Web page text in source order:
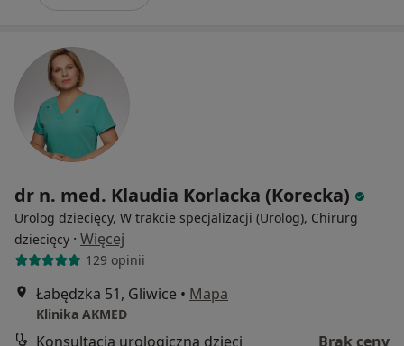
dr n. med. Klaudia Korlacka (Korecka)
Urolog dziecięcy, W trakcie specjalizacji (Urolog), Chirurg
dziecięcy · Więcej
129 opinii
Łabędzka 51, Gliwice • Mapa
Klinika AKMED
Konsultacja urologiczna dzieci
Brak ceny